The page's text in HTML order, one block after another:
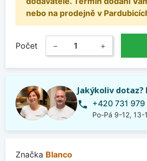
nebo na prodejně v
Počet − +
Jakýkoliv dotaz?
phone +420 731 979
Po-Pá 9-12, 13-
Značka Blanco